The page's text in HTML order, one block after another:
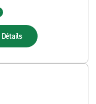
Détails